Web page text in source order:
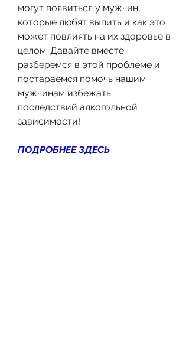
могут появиться у мужчин,
которые любят выпить и как это
может повлиять на их здоровье в
целом. Давайте вместе
разберемся в этой проблеме и
постараемся помочь нашим
мужчинам избежать
последствий алкогольной
зависимости!
ПОДРОБНЕЕ ЗДЕСЬ